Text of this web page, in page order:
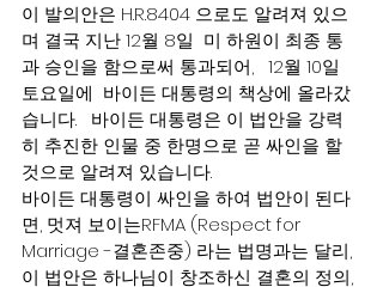
이 발의안은 H.R.8404 으로도 알려져 있으
며 결국 지난 12월 8일  미 하원이 최종 통
과 승인을 함으로써 통과되어,   12월 10일
토요일에  바이든 대통령의 책상에 올라갔
습니다.   바이든 대통령은 이 법안을 강력
히 추진한 인물 중 한명으로 곧 싸인을 할
것으로 알려져 있습니다.
바이든 대통령이 싸인을 하여 법안이 된다
면, 멋져 보이는RFMA (Respect for
Marriage -결혼존중) 라는 법명과는 달리,
이 법안은 하나님이 창조하신 결혼의 정의,